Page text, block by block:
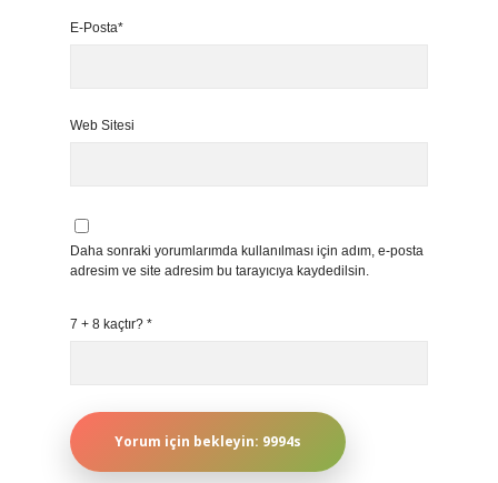
E-Posta*
Web Sitesi
Daha sonraki yorumlarımda kullanılması için adım, e-posta
adresim ve site adresim bu tarayıcıya kaydedilsin.
7 + 8 kaçtır? *